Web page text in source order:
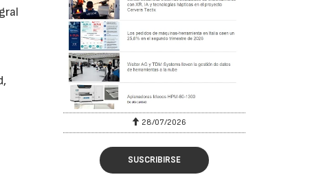
28/07/2026
SUSCRIBIRSE